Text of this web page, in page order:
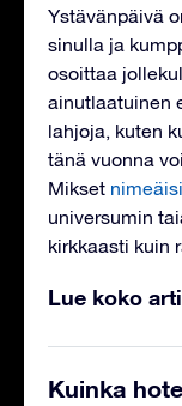
Ystävänpäivä
sinulla ja
osoittaa
ainutlaatuinen
lahjoja, kuten
tänä vuonna
Mikset
universumin
kirkkaasti kuin
Lue koko
Kuinka